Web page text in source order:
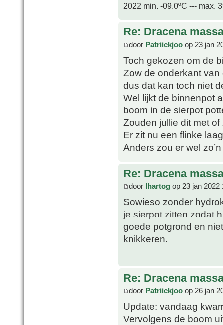
2022 min. -09.0ºC --- max.
Re: Dracena
door Patriickjoo op 23 jan
Toch gekozen om de
Zow de onderkant van
dus dat kan toch niet
Wel lijkt de binnenpot
boom in de sierpot
Zouden jullie dit met
Er zit nu een flinke
Anders zou er wel
Re: Dracena
door lhartog op 23 jan 2022
Sowieso zonder
je sierpot zitten zodat
goede potgrond en
knikkeren.
Re: Dracena
door Patriickjoo op 26 jan
Update: vandaag
Vervolgens de boom